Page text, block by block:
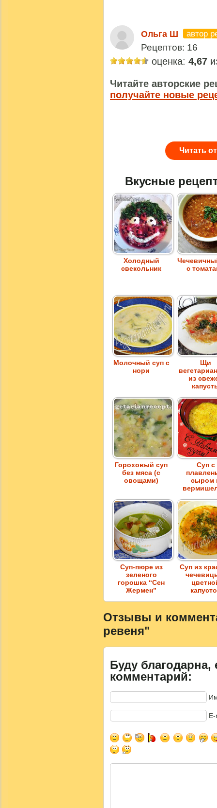
Ольга Ш автор
Рецептов: 16
оценка: 4,67
Читайте авторские
получайте новые
Читать
Вкусные
Холодный
свекольник
с
Молочный суп с
нори
Щи
из
Гороховый суп
без мяса (с
овощами)
Суп с
сыром
Суп-пюре из
зеленого
горошка “Сен
Жермен”
Суп из
Отзывы и
ревеня"
Буду благодарна,
комментарий: